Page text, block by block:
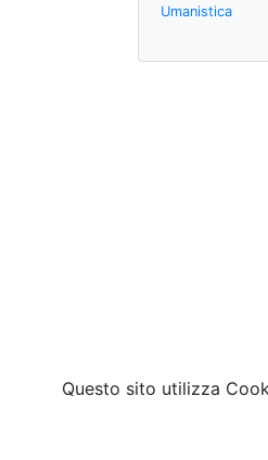
Umanistica
Questo sito utilizza